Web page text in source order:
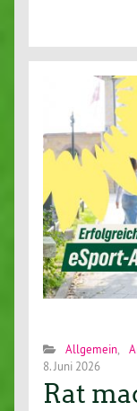
Allgemein,
8. Juni 2026
Rat